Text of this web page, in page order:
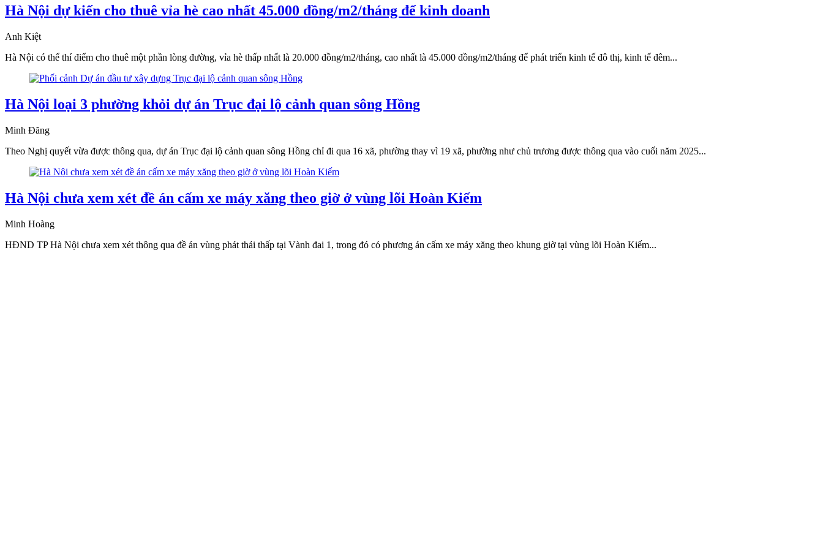
Hà Nội dự kiến cho thuê vỉa hè cao nhất 45.000 đồng/m2/tháng để kinh doanh
Anh Kiệt
Hà Nội có thể thí điểm cho thuê một phần lòng đường, vỉa hè thấp nhất là 20.000 đồng/m2/tháng, cao nhất là 45.000 đồng/m2/tháng để phát triển kinh tế đô thị, kinh tế đêm...
Hà Nội loại 3 phường khỏi dự án Trục đại lộ cảnh quan sông Hồng
Minh Đăng
Theo Nghị quyết vừa được thông qua, dự án Trục đại lộ cảnh quan sông Hồng chỉ đi qua 16 xã, phường thay vì 19 xã, phường như chủ trương được thông qua vào cuối năm 2025...
Hà Nội chưa xem xét đề án cấm xe máy xăng theo giờ ở vùng lõi Hoàn Kiếm
Minh Hoàng
HĐND TP Hà Nội chưa xem xét thông qua đề án vùng phát thải thấp tại Vành đai 1, trong đó có phương án cấm xe máy xăng theo khung giờ tại vùng lõi Hoàn Kiếm...